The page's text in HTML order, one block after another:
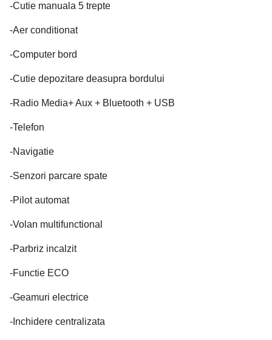
-Cutie manuala 5 trepte
-Aer conditionat
-Computer bord
-Cutie depozitare deasupra bordului
-Radio Media+ Aux + Bluetooth + USB
-Telefon
-Navigatie
-Senzori parcare spate
-Pilot automat
-Volan multifunctional
-Parbriz incalzit
-Functie ECO
-Geamuri electrice
-Inchidere centralizata